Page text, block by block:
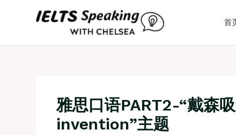
首
雅思口语PART2-“戴森
invention”主题